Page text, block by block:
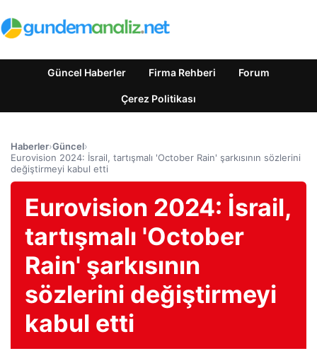
Güncel Haberler Firma Rehberi Forum
Çerez Politikası
Haberler›Güncel›
Eurovision 2024: İsrail, tartışmalı 'October Rain' şarkısının sözlerini
değiştirmeyi kabul etti
Eurovision 2024: İsrail,
tartışmalı 'October
Rain' şarkısının
sözlerini değiştirmeyi
kabul etti